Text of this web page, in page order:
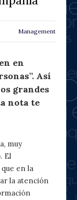
Management
en
Así
grandes
nota te
muy
El
en la
la atención